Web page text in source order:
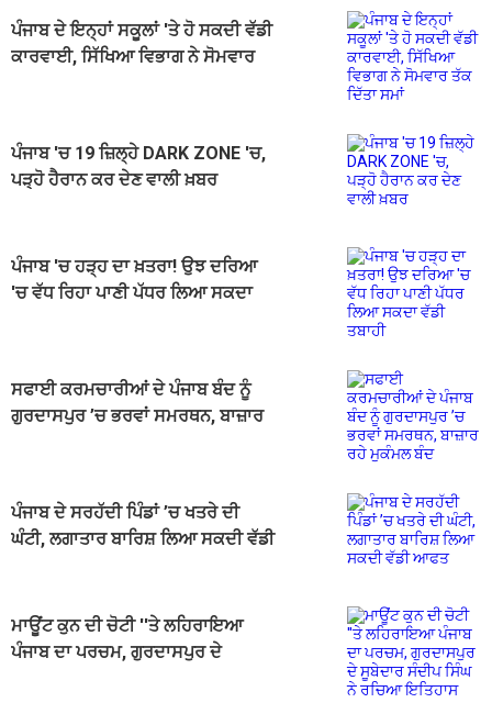
ਪੰਜਾਬ ਦੇ ਇਨ੍ਹਾਂ ਸਕੂਲਾਂ 'ਤੇ ਹੋ ਸਕਦੀ ਵੱਡੀ
ਕਾਰਵਾਈ, ਸਿੱਖਿਆ ਵਿਭਾਗ ਨੇ ਸੋਮਵਾਰ
ਪੰਜਾਬ 'ਚ 19 ਜ਼ਿਲ੍ਹੇ DARK ZONE 'ਚ,
ਪੜ੍ਹੋ ਹੈਰਾਨ ਕਰ ਦੇਣ ਵਾਲੀ ਖ਼ਬਰ
ਪੰਜਾਬ 'ਚ ਹੜ੍ਹ ਦਾ ਖ਼ਤਰਾ! ਉਝ ਦਰਿਆ
'ਚ ਵੱਧ ਰਿਹਾ ਪਾਣੀ ਪੱਧਰ ਲਿਆ ਸਕਦਾ
ਸਫਾਈ ਕਰਮਚਾਰੀਆਂ ਦੇ ਪੰਜਾਬ ਬੰਦ ਨੂੰ
ਗੁਰਦਾਸਪੁਰ ’ਚ ਭਰਵਾਂ ਸਮਰਥਨ, ਬਾਜ਼ਾਰ
ਪੰਜਾਬ ਦੇ ਸਰਹੱਦੀ ਪਿੰਡਾਂ ’ਚ ਖਤਰੇ ਦੀ
ਘੰਟੀ, ਲਗਾਤਾਰ ਬਾਰਿਸ਼ ਲਿਆ ਸਕਦੀ ਵੱਡੀ
ਮਾਊਂਟ ਕੁਨ ਦੀ ਚੋਟੀ ''ਤੇ ਲਹਿਰਾਇਆ
ਪੰਜਾਬ ਦਾ ਪਰਚਮ, ਗੁਰਦਾਸਪੁਰ ਦੇ